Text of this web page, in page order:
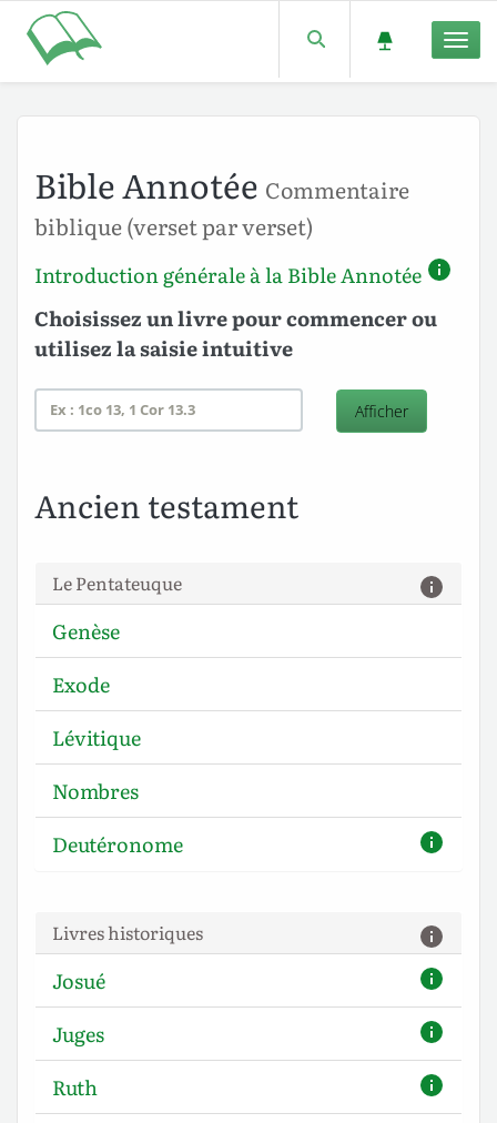
Bible Annotée Commentaire
biblique (verset par verset)
Introduction générale à la Bible Annotée
Choisissez un livre pour commencer ou
utilisez la saisie intuitive
Ancien testament
Le Pentateuque
Genèse
Exode
Lévitique
Nombres
Deutéronome
Livres historiques
Josué
Juges
Ruth